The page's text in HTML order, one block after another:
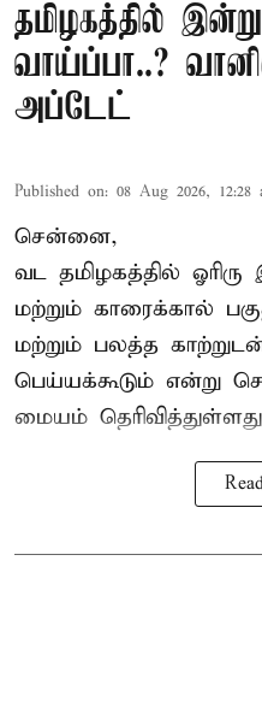
தமிழகத்தில்
வாய்ப்பா..?
அப்டேட்
Published on: 08 Aug 2026, 12:28
சென்னை,
வட தமிழகத்தில் ஓரிரு
மற்றும் காரைக்கால்
மற்றும் பலத்த
பெய்யக்கூடும் என்று
மையம்